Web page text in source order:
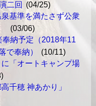
二回
(04/25)
基準を満たさず公衆
(03/06)
納予定（2018年11
で奉納）
(10/11)
「オートキャンプ場
千穂 神あかり」